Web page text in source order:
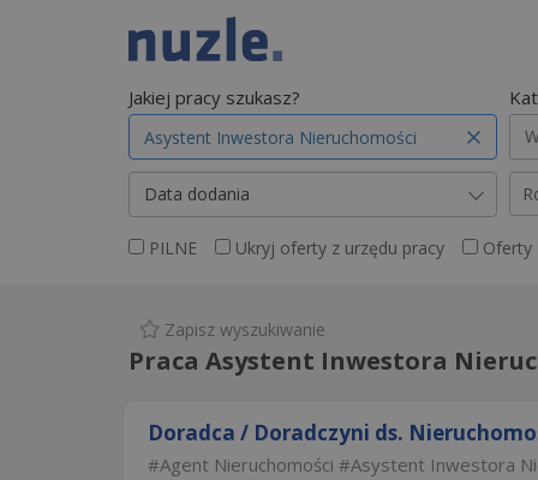
Jakiej pracy szukasz?
Data dodania
PILNE Ukryj oferty z urzędu pracy Oferty
Zapisz wyszukiwanie
Praca Asystent Inwestora
Doradca / Doradczyni ds.
Agent Nieruchomości Asystent Inwestora